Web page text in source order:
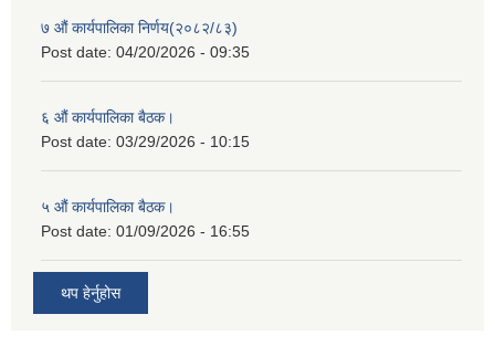
७ औं कार्यपालिका निर्णय(२०८२/८३)
Post date: 04/20/2026 - 09:35
६ औं कार्यपालिका बैठक।
Post date: 03/29/2026 - 10:15
५ औं कार्यपालिका बैठक।
Post date: 01/09/2026 - 16:55
थप हेर्नुहोस